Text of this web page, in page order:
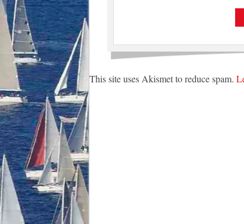
This site uses Akismet to reduce spam.